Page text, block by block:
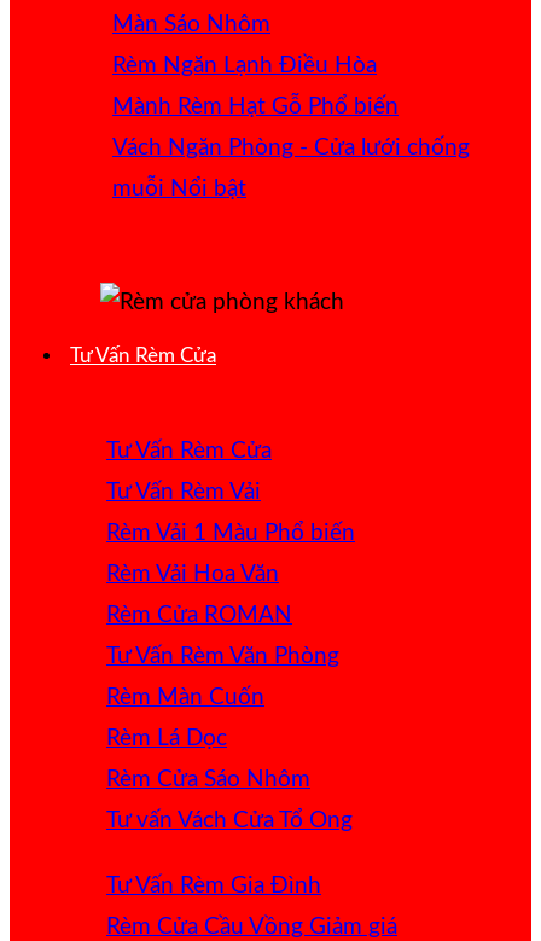
Màn Sáo Nhôm
Rèm Ngăn Lạnh Điều Hòa
Mành Rèm Hạt Gỗ
Vách Ngăn Phòng - Cửa lưới chống
muỗi
Tư Vấn Rèm Cửa
Tư Vấn Rèm Cửa
Tư Vấn Rèm Vải
Rèm Vải 1 Màu
Rèm Vải Hoa Văn
Rèm Cửa ROMAN
Tư Vấn Rèm Văn Phòng
Rèm Màn Cuốn
Rèm Lá Dọc
Rèm Cửa Sáo Nhôm
Tư vấn Vách Cửa Tổ Ong
Tư Vấn Rèm Gia Đình
Rèm Cửa Cầu Vồng